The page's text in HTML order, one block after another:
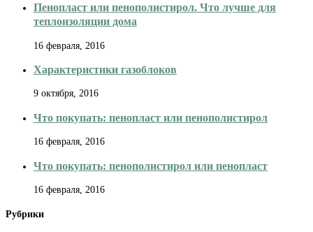
Пенопласт или пенополистирол. Что лучше для
теплоизоляции дома
16 февраля, 2016
Характеристики газоблоков
9 октября, 2016
Что покупать: пенопласт или пенополистирол
16 февраля, 2016
Что покупать: пенополистирол или пенопласт
16 февраля, 2016
Рубрики